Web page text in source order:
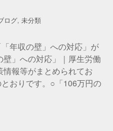
ログ, 未分類
年収の壁」への対応」が
」への対応」｜厚生労働
報等がまとめられてお
おりです。○「106万円の